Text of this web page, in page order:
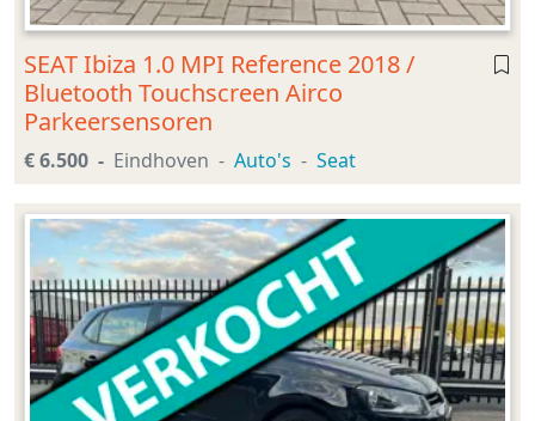
SEAT Ibiza 1.0 MPI Reference 2018 /
Bluetooth Touchscreen Airco
Parkeersensoren
€ 6.500 Eindhoven Auto's Seat